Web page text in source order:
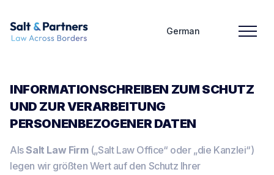
German
INFORMATIONSCHREIBEN ZUM SCHUTZ
UND ZUR VERARBEITUNG
PERSONENBEZOGENER DATEN
AlsSalt Law Firm(„Salt Law Office“ oder „die Kanzlei“)
legen wir größten Wert auf den Schutz Ihrer